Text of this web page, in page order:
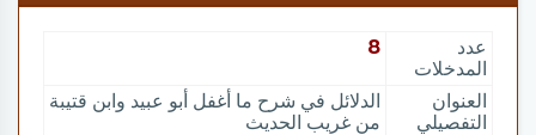
عدد
المدخلات
8
العنوان
التفصيلي
الدلائل في شرح ما أغفل أبو عبيد وابن قتيبة
من غريب الحديث